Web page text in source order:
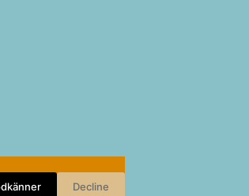
Decline